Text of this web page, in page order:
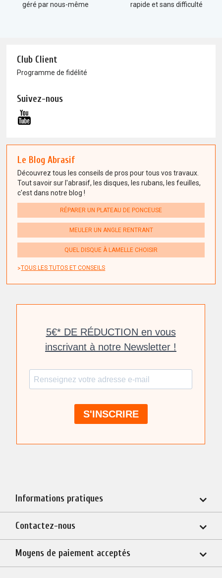
géré par nous-même rapide et sans difficulté
Club Client
Programme de fidélité
Suivez-nous
Le Blog Abrasif
Découvrez tous les conseils de pros pour tous vos travaux.
Tout savoir sur l'abrasif, les disques, les rubans, les feuilles,
c'est dans notre blog !
RÉPARER UN PLATEAU DE PONCEUSE
MEULER UN ANGLE RENTRANT
QUEL DISQUE À LAMELLE CHOISIR
TOUS LES TUTOS ET CONSEILS
Informations pratiques
Contactez-nous
Moyens de paiement acceptés